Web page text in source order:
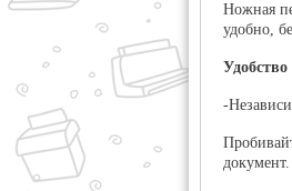
Ножная
удобно,
-
документ.